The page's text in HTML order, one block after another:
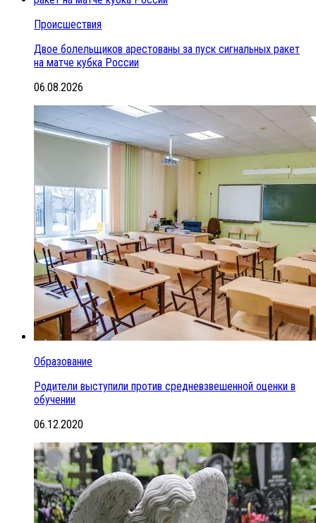
Происшествия
Двое болельщиков арестованы за пуск сигнальных ракет
на матче кубка России
06.08.2026
Образование
Родители выступили против средневзвешенной оценки в
обучении
06.12.2020